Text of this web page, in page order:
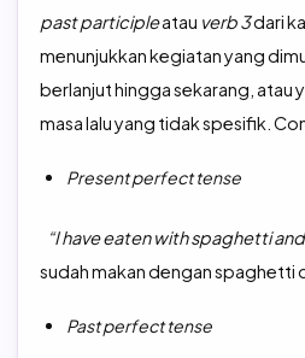
past participleatau verb 3dari
menunjukkan kegiatan yang
berlanjut hingga sekarang, atau
masa lalu yang tidak spesifik.
Present perfect tense
“I have eaten with spaghetti
sudah makan dengan spaghetti
Past perfect tense